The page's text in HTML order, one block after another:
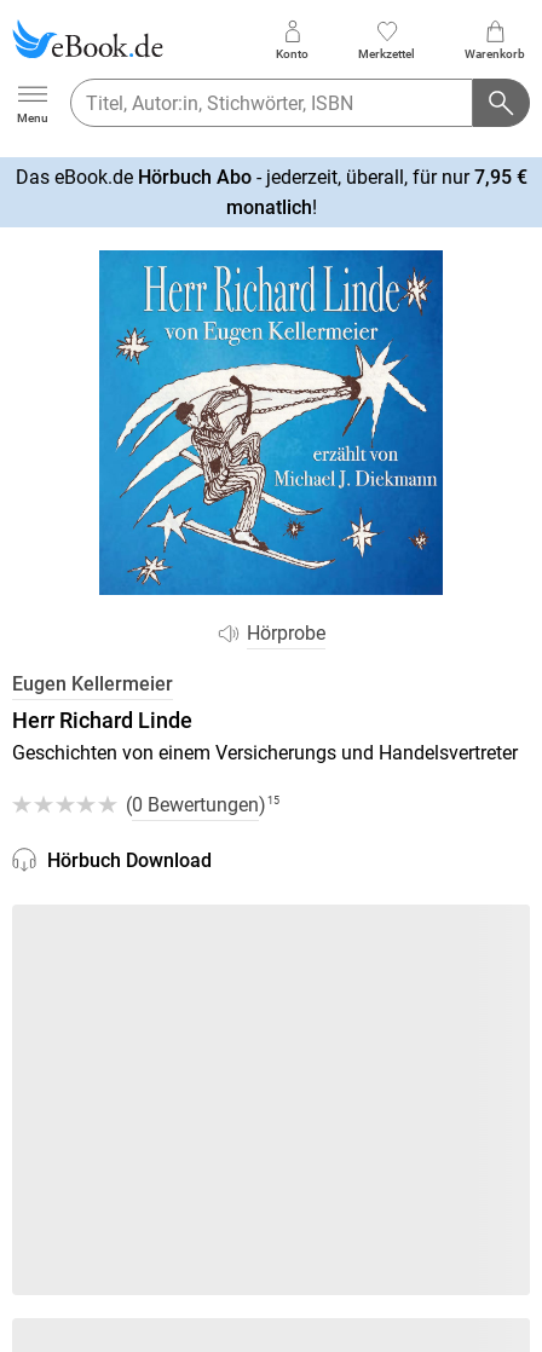
Ebook.de
Menu
Konto Merkzettel Warenkorb
Das eBook.de Hörbuch Abo- jederzeit, überall, für nur7,95 €
monatlich!
Hörprobe
Eugen Kellermeier
Herr Richard Linde
Geschichten von einem Versicherungs und Handelsvertreter
(0 Bewertungen) 15
Hörbuch Download